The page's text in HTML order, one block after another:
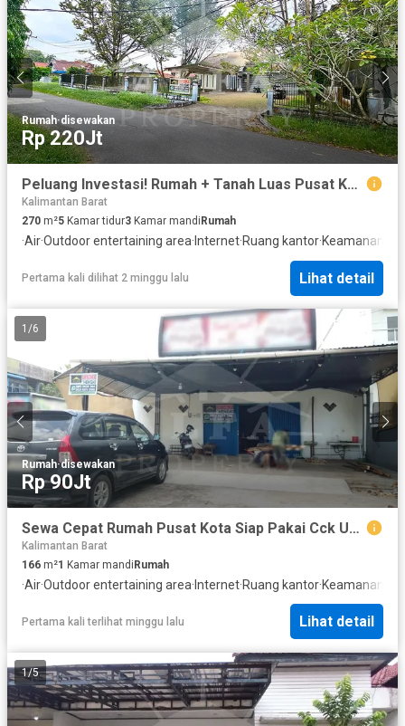
Rumah·disewakan
Rp 220Jt
Peluang Investasi! Rumah + Tanah Luas Pusat Kota Cocok Resto & Cafe & Kantor
Kalimantan Barat
270 m²5 Kamar tidur3 Kamar mandi Rumah
·Air·Outdoor entertaining area· Internet·Ruang kantor·Keamanan 24
Pertama kali dilihat 2 minggu lalu Lihat detail
1 /6
Rumah·disewakan
Rp 90Jt
Sewa Cepat Rumah Pusat Kota Siap Pakai Cck Usaha Kuliner & Kantor
Kalimantan Barat
166 m²1 Kamar mandiRumah
·Air·Outdoor entertaining area· Internet·Ruang kantor·Keamanan 24
Pertama kali terlihat minggu lalu Lihat detail
1/5